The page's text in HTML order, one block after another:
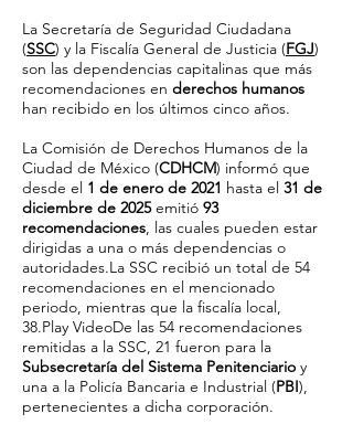
La Secretaría de Seguridad Ciudadana
(SSC) y la Fiscalía General de Justicia (FGJ)
son las dependencias capitalinas que más
recomendaciones en derechos humanos
han recibido en los últimos cinco años.
La Comisión de Derechos Humanos de la
Ciudad de México (CDHCM) informó que
desde el 1 de enero de 2021 hasta el 31 de
diciembre de 2025emitió 93
recomendaciones, las cuales pueden estar
dirigidas a una o más dependencias o
autoridades.La SSC recibió un total de 54
recomendaciones en el mencionado
periodo, mientras que la fiscalía local,
38.Play VideoDe las 54 recomendaciones
remitidas a la SSC, 21 fueron para la
Subsecretaría del Sistema Penitenciario y
una a la Policía Bancaria e Industrial (PBI),
pertenecientes a dicha corporación.